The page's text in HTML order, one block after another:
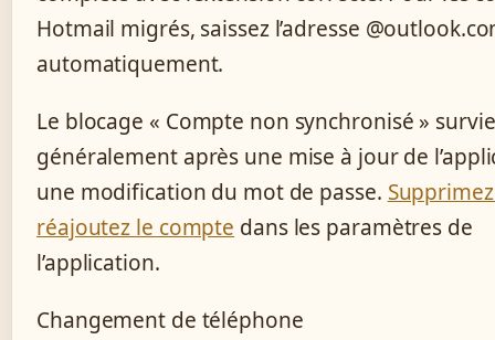
Hotmail migrés, saissez l’adresse
automatiquement.
Le blocage « Compte non synchronisé »
généralement après une mise à jour de
une modification du mot de passe.
réajoutez le compte dans les paramètres de
l’application.
Changement de téléphone